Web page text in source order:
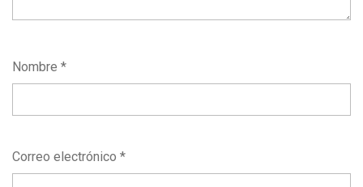
Nombre *
Correo electrónico *